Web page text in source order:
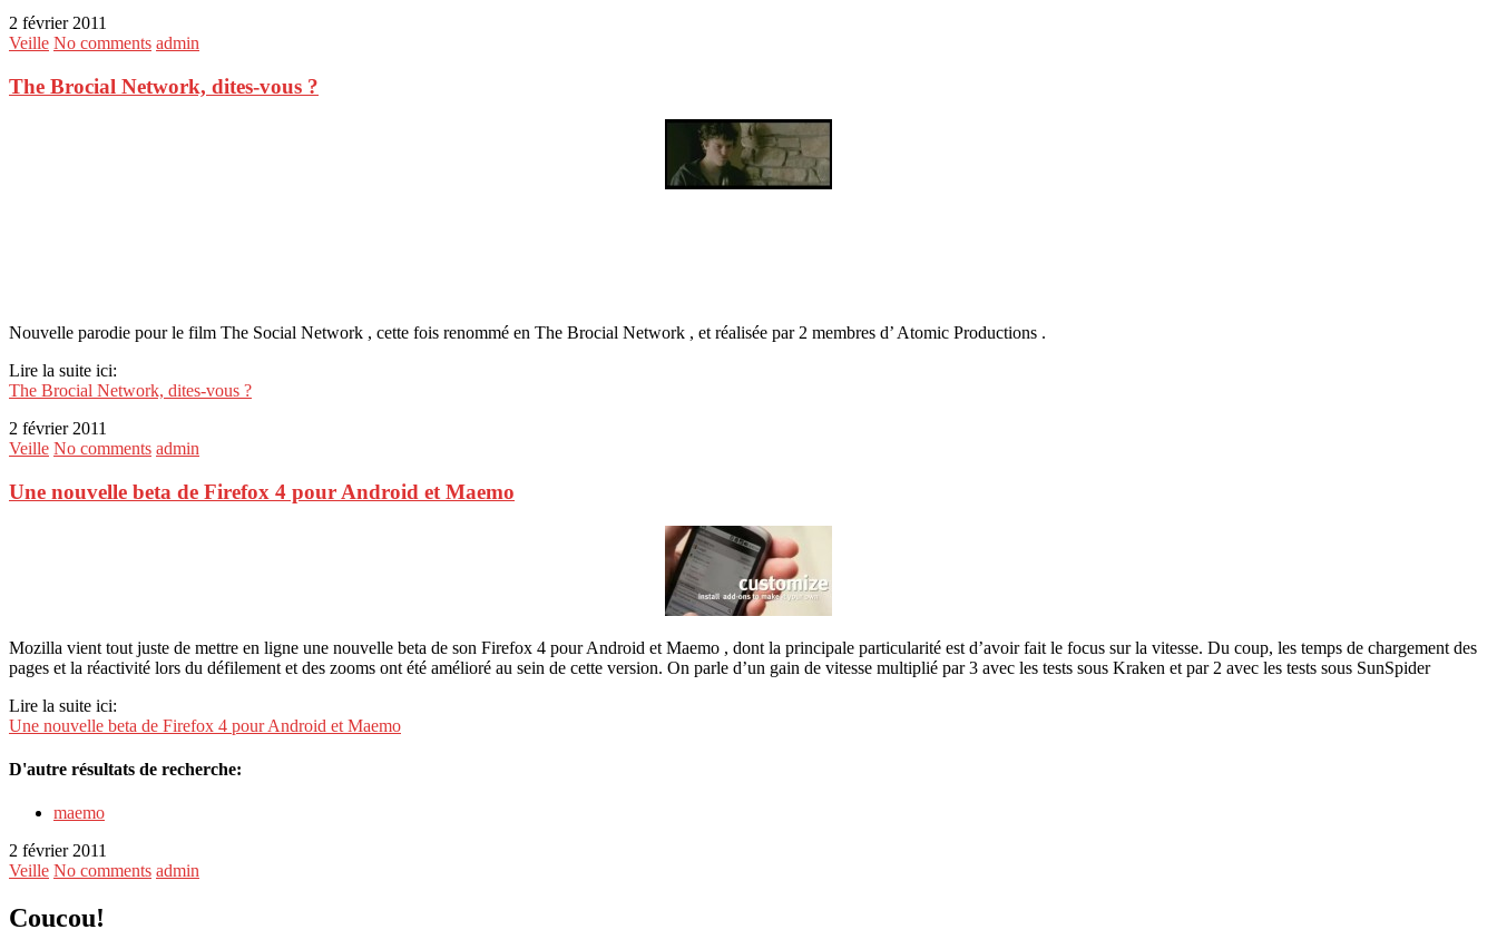
2 février 2011
Veille No comments admin
The Brocial Network, dites-vous ?
Nouvelle parodie pour le film The Social Network , cette fois renommé en The Brocial Network , et réalisée par 2 membres d’ Atomic Productions .
Lire la suite ici:
The Brocial Network, dites-vous ?
2 février 2011
Veille No comments admin
Une nouvelle beta de Firefox 4 pour Android et Maemo
Mozilla vient tout juste de mettre en ligne une nouvelle beta de son Firefox 4 pour Android et Maemo , dont la principale particularité est d’avoir fait le focus sur la vitesse. Du coup, les temps de chargement des
pages et la réactivité lors du défilement et des zooms ont été amélioré au sein de cette version. On parle d’un gain de vitesse multiplié par 3 avec les tests sous Kraken et par 2 avec les tests sous SunSpider
Lire la suite ici:
Une nouvelle beta de Firefox 4 pour Android et Maemo
D'autre résultats de recherche:
maemo
2 février 2011
Veille No comments admin
Coucou!